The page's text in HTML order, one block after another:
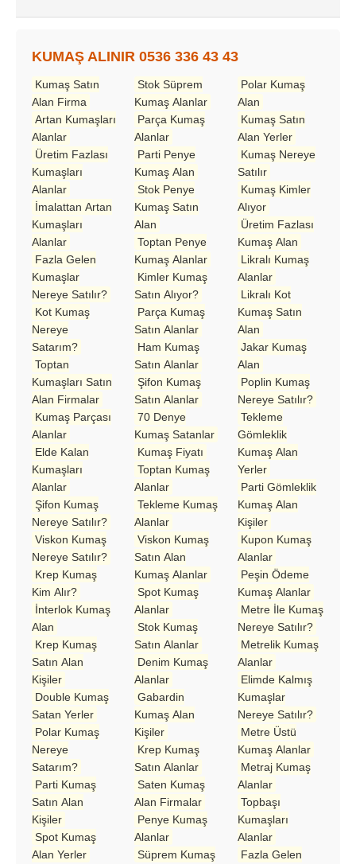
KUMAŞ ALINIR 0536 336 43 43
Kumaş Satın
Alan Firma
Artan Kumaşları
Alanlar
Üretim Fazlası
Kumaşları
Alanlar
İmalattan Artan
Kumaşları
Alanlar
Fazla Gelen
Kumaşlar
Nereye Satılır?
Kot Kumaş
Nereye
Satarım?
Toptan
Kumaşları Satın
Alan Firmalar
Kumaş Parçası
Alanlar
Elde Kalan
Kumaşları
Alanlar
Şifon Kumaş
Nereye Satılır?
Viskon Kumaş
Nereye Satılır?
Krep Kumaş
Kim Alır?
İnterlok Kumaş
Alan
Krep Kumaş
Satın Alan
Kişiler
Double Kumaş
Satan Yerler
Polar Kumaş
Nereye
Satarım?
Parti Kumaş
Satın Alan
Kişiler
Spot Kumaş
Alan Yerler
Stok Süprem
Kumaş Alanlar
Parça Kumaş
Alanlar
Parti Penye
Kumaş Alan
Stok Penye
Kumaş Satın
Alan
Toptan Penye
Kumaş Alanlar
Kimler Kumaş
Satın Alıyor?
Parça Kumaş
Satın Alanlar
Ham Kumaş
Satın Alanlar
Şifon Kumaş
Satın Alanlar
70 Denye
Kumaş Satanlar
Kumaş Fiyatı
Toptan Kumaş
Alanlar
Tekleme Kumaş
Alanlar
Viskon Kumaş
Satın Alan
Kumaş Alanlar
Spot Kumaş
Alanlar
Stok Kumaş
Satın Alanlar
Denim Kumaş
Alanlar
Gabardin
Kumaş Alan
Kişiler
Krep Kumaş
Satın Alanlar
Saten Kumaş
Alan Firmalar
Penye Kumaş
Alanlar
Süprem Kumaş
Polar Kumaş
Alan
Kumaş Satın
Alan Yerler
Kumaş Nereye
Satılır
Kumaş Kimler
Alıyor
Üretim Fazlası
Kumaş Alan
Likralı Kumaş
Alanlar
Likralı Kot
Kumaş Satın
Alan
Jakar Kumaş
Alan
Poplin Kumaş
Nereye Satılır?
Tekleme
Gömleklik
Kumaş Alan
Yerler
Parti Gömleklik
Kumaş Alan
Kişiler
Kupon Kumaş
Alanlar
Peşin Ödeme
Kumaş Alanlar
Metre İle Kumaş
Nereye Satılır?
Metrelik Kumaş
Alanlar
Elimde Kalmış
Kumaşlar
Nereye Satılır?
Metre Üstü
Kumaş Alanlar
Metraj Kumaş
Alanlar
Topbaşı
Kumaşları
Alanlar
Fazla Gelen